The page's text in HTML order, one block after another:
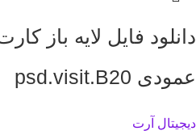
دانلود فایل لایه باز
عمودی psd.visit.B20
دیجیتال آرت